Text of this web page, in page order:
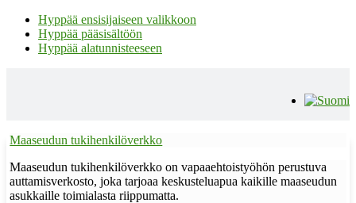
Hyppää ensisijaiseen valikkoon
Hyppää pääsisältöön
Hyppää alatunnisteeseen
Maaseudun tukihenkilöverkko
Maaseudun tukihenkilöverkko on vapaaehtoistyöhön perustuva
auttamisverkosto, joka tarjoaa keskusteluapua kaikille maaseudun
asukkaille toimialasta riippumatta.